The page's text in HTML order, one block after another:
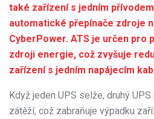
také zařízení s jedním
automatické přepínače zdroje
CyberPower. ATS je určen pro
zdroji energie, což zvyšuje
zařízení s jedním napájecím
Když jeden UPS selže, druhý
zátěží, což zabraňuje výpadku